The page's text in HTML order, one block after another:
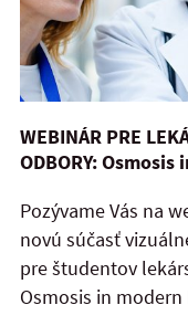
WEBINÁR PRE
ODBORY:
Pozývame Vás na
novú súčasť
pre študentov
Osmosis in modern